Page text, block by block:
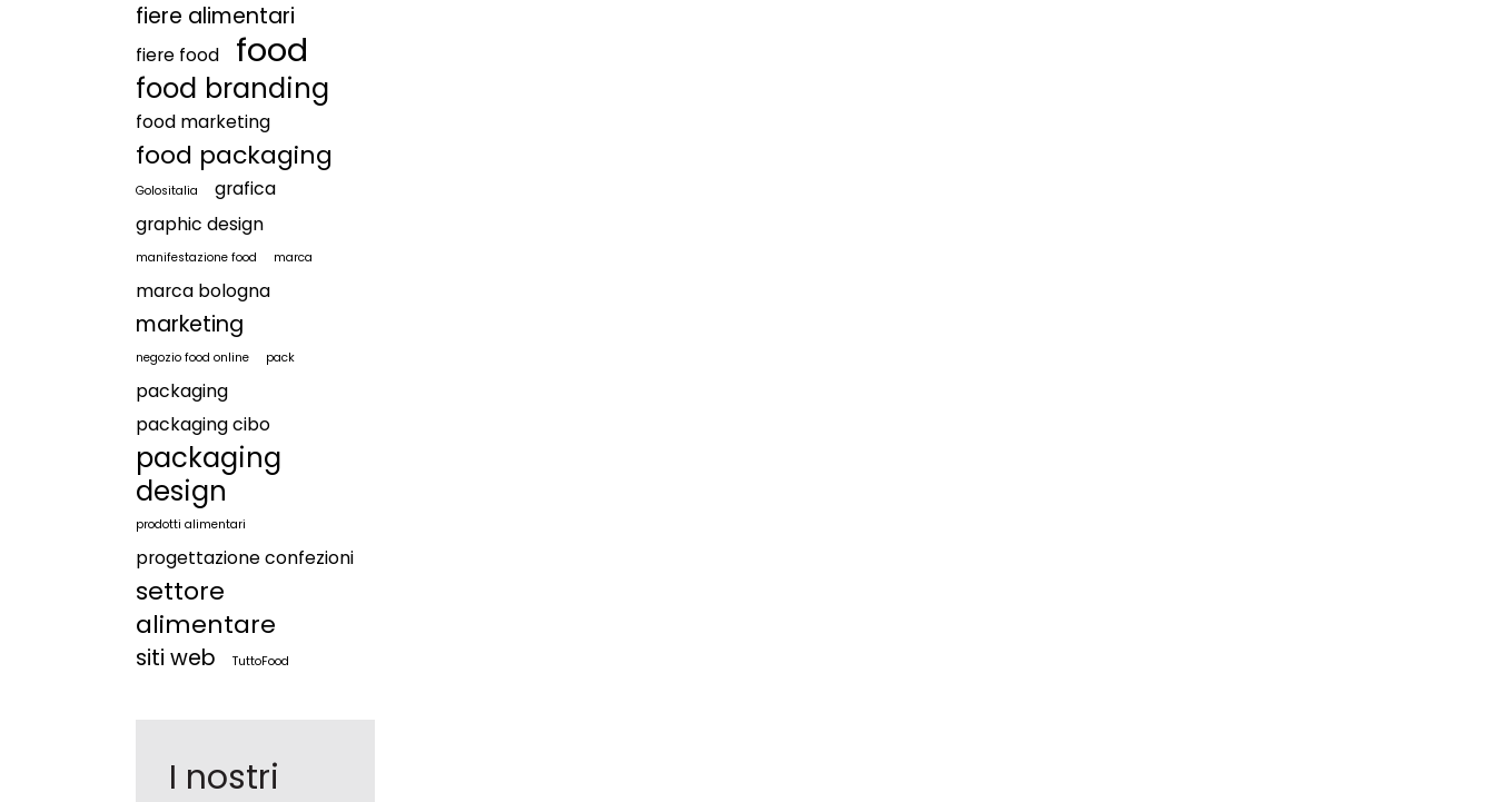
fiere alimentari
fiere food food
food branding
food marketing
food packaging
Golositalia
grafica
graphic design
manifestazione food marca
marca bologna
marketing
negozio food online pack
packaging
packaging cibo
packaging
design
prodotti alimentari
progettazione confezioni
settore
alimentare
siti web TuttoFood
I nostri